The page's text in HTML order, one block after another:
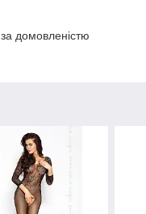
домовленістю